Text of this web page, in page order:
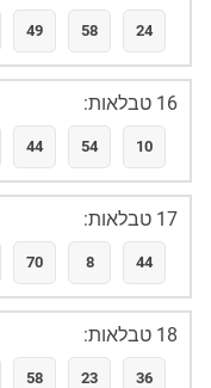
49 58 24
16 טבלאות:
44 54 10
17 טבלאות:
70 8 44
18 טבלאות:
58 23 36